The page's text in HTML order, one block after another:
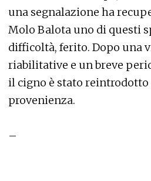
una segnalazione ha
Molo Balota uno di questi
difficoltà, ferito. Dopo una
riabilitative e un breve
il cigno è stato reintrodotto
provenienza.
–